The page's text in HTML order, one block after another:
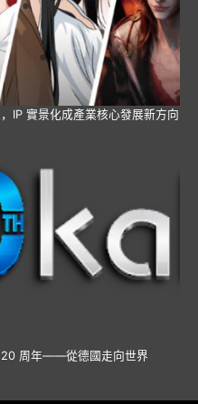
IP 實景化成產業核心發展新方向
20 周年——從德國走向世界